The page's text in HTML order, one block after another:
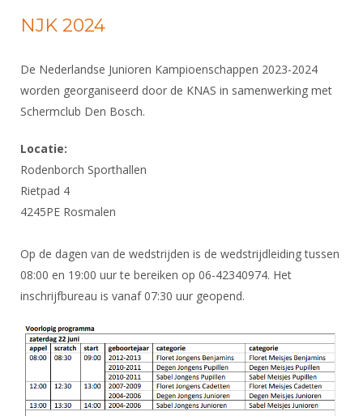
Promotie en logo
Geschiedenis van het schermen
NJK 2024
De Nederlandse Junioren Kampioenschappen 2023-2024
worden georganiseerd door de KNAS in samenwerking met
Schermclub Den Bosch.
Locatie:
Rodenborch Sporthallen
Rietpad 4
4245PE Rosmalen
Op de dagen van de wedstrijden is de wedstrijdleiding tussen
08:00 en 19:00 uur te bereiken op 06-42340974. Het
inschrijfbureau is vanaf 07:30 uur geopend.